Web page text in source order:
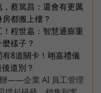
蔡篤昌：還會有更厲
都搬上樓？
程世嘉：智慧通膨重
樣子？
8道關卡！翊嘉禮儀
道別？
——企業 AI 員工管理